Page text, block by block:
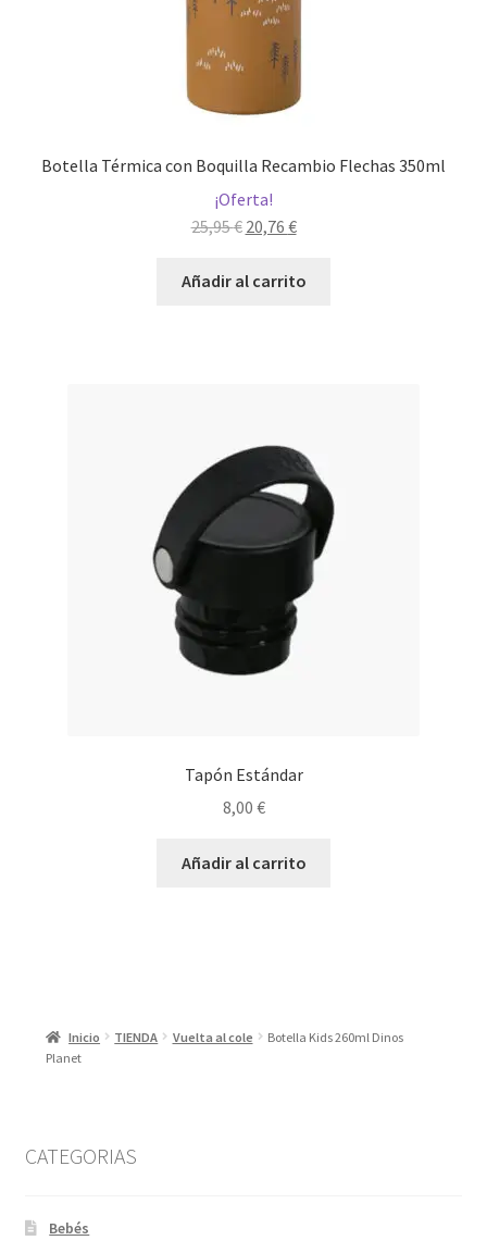
Botella Térmica con Boquilla Recambio Flechas 350ml
¡Oferta!
25,95€ El
original
20,76 €El
actual
Añadir al carrito
Tapón Estándar
8,00 €
Añadir al carrito
Inicio TIENDA Vuelta al cole
Botella Kids 260ml Dinos
Planet
CATEGORIAS
Bebés